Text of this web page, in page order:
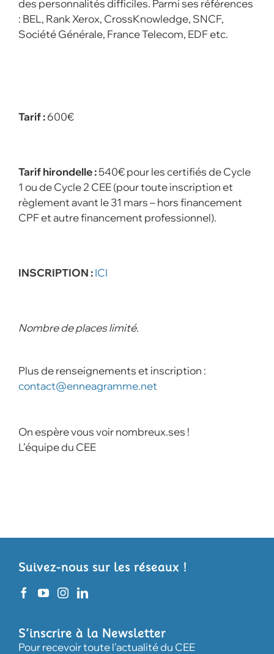
des personnalités difficiles. Parmi ses références
: BEL, Rank Xerox, CrossKnowledge, SNCF,
Société Générale, France Telecom, EDF etc.
Tarif :600€
Tarif hirondelle :540€ pour les certifiés de Cycle
1 ou de Cycle 2 CEE (pour toute inscription et
règlement avant le 31 mars – hors financement
CPF et autre financement professionnel).
INSCRIPTION :ICI
Nombre de places limité.
Plus de renseignements et inscription :
contact@enneagramme.net
On espère vous voir nombreux.ses !
L’équipe du CEE
Suivez-nous sur les réseaux !
S’inscrire à la Newsletter
Pour recevoir toute l'actualité du CEE